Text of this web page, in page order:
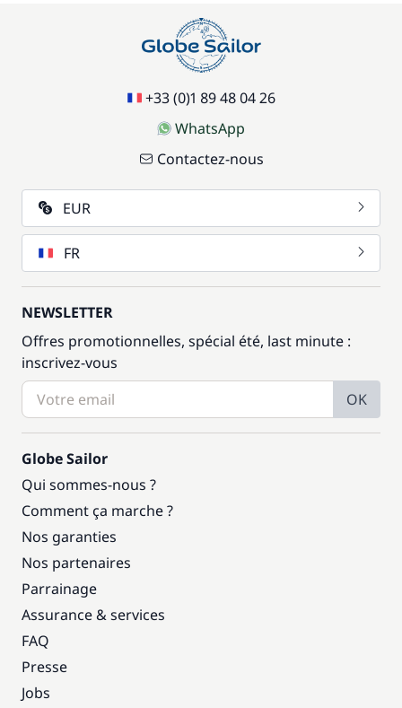
+33 (0)1 89 48 04 26
WhatsApp
Contactez-nous
EUR
FR
NEWSLETTER
Offres promotionnelles, spécial été, last minute :
inscrivez-vous
OK
Globe Sailor
Qui sommes-nous ?
Comment ça marche ?
Nos garanties
Nos partenaires
Parrainage
Assurance & services
FAQ
Presse
Jobs